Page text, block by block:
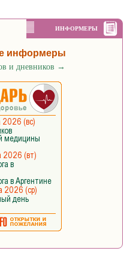
ИНФОРМЕРЫ
информеры
и дневников →